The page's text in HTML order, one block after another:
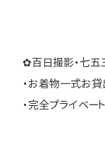
✿百日撮影・七
・お着物一式お
・完全プライベー